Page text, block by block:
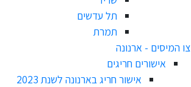
תל עדשים
תמרת
צו המיסים - ארנונה
אישורים חריגים
אישור חריג בארנונה לשנת 2023